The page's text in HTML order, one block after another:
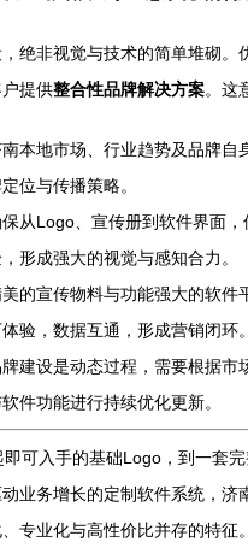
绝非视觉与技术的简单堆砌。
提供整合性品牌解决方案。这
南本地市场、行业趋势及品牌自
位与传播策略。
保从Logo、宣传册到软件界面
形成强大的视觉与感知合力。
美的宣传物料与功能强大的软件
验，数据互通，形成营销闭环。
牌建设是动态过程，需要根据市
件功能进行持续优化更新。
即可入手的基础Logo，到一套
业务增长的定制软件系统，济
专业化与高性价比并存的特征